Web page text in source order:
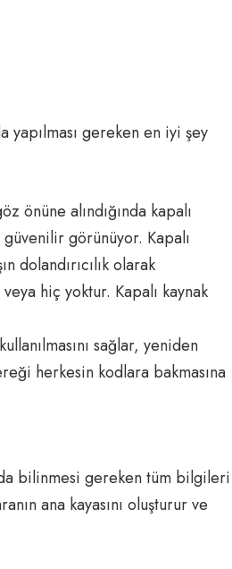
yapılması gereken en iyi şey
önüne alındığında kapalı
görünüyor. Kapalı
dolandırıcılık olarak
hiç yoktur. Kapalı kaynak
sağlar, yeniden
herkesin kodlara bakmasına
bilinmesi gereken tüm bilgileri
ana kayasını oluşturur ve